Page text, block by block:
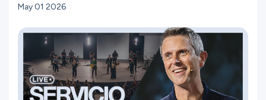
May 01 2026